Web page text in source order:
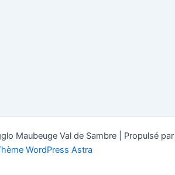
Maubeuge Val de Sambre | Propulsé par
WordPress Astra